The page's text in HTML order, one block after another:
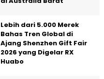
Lebih dari 5.000 Merek
Bahas Tren Global di
Ajang Shenzhen Gift Fair
2026 yang Digelar RX
Huabo